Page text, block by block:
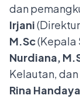
dan
Irjani
M.Sc(Kepala
Nurdiana,
Kelautan,
Rina